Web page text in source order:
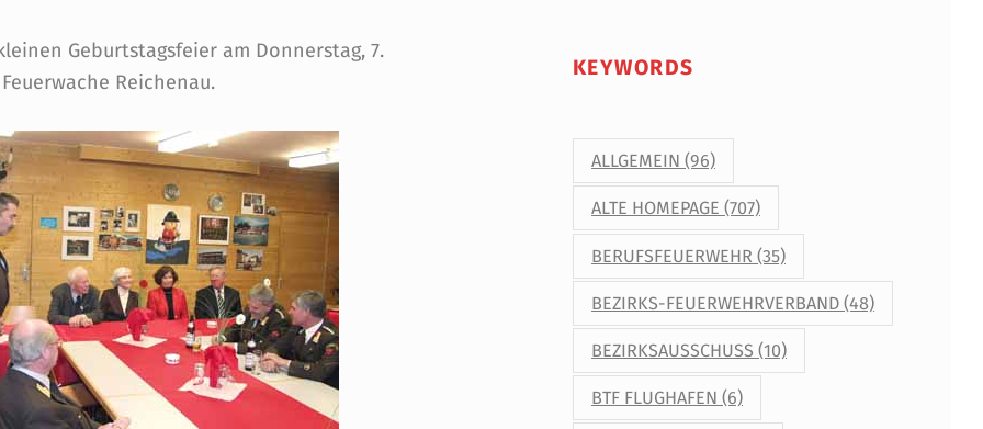
Geburtstagsfeier am Donnerstag, 7.
Reichenau.
KEYWORDS
ALLGEMEIN (96)
ALTE HOMEPAGE (707)
BERUFSFEUERWEHR (35)
BEZIRKS-FEUERWEHRVERBAND (48)
BEZIRKSAUSSCHUSS (10)
BTF FLUGHAFEN (6)